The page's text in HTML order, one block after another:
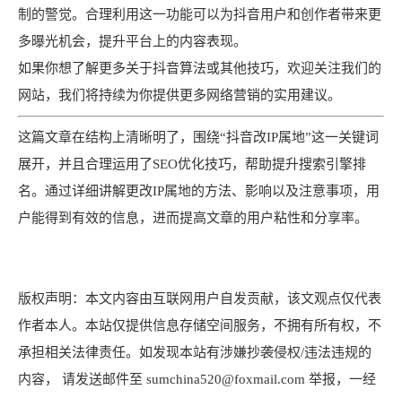
制的警觉。合理利用这一功能可以为抖音用户和创作者带来更
多曝光机会，提升平台上的内容表现。
如果你想了解更多关于抖音算法或其他技巧，欢迎关注我们的
网站，我们将持续为你提供更多网络营销的实用建议。
这篇文章在结构上清晰明了，围绕“抖音改IP属地”这一关键词
展开，并且合理运用了SEO优化技巧，帮助提升搜索引擎排
名。通过详细讲解更改IP属地的方法、影响以及注意事项，用
户能得到有效的信息，进而提高文章的用户粘性和分享率。
版权声明：本文内容由互联网用户自发贡献，该文观点仅代表
作者本人。本站仅提供信息存储空间服务，不拥有所有权，不
承担相关法律责任。如发现本站有涉嫌抄袭侵权/违法违规的
内容， 请发送邮件至 sumchina520@foxmail.com 举报，一经